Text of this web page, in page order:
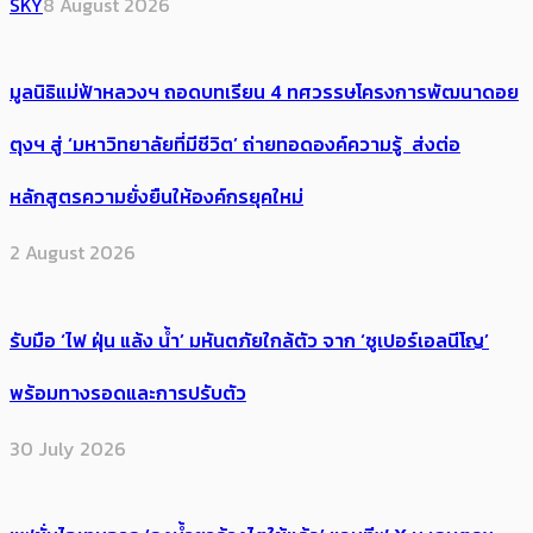
มูลนิธิแม่ฟ้าหลวงฯ ถอดบทเรียน 4 ทศวรรษโครงการพัฒนาดอย
ตุงฯ สู่ ‘มหาวิทยาลัยที่มีชีวิต’ ถ่ายทอดองค์ความรู้ ส่งต่อ
หลักสูตรความยั่งยืนให้องค์กรยุคใหม่
2 August 2026
รับมือ ‘ไฟ ฝุ่น แล้ง น้ำ’ มหันตภัยใกล้ตัว จาก ‘ซูเปอร์เอลนีโญ’
พร้อมทางรอดและการปรับตัว
30 July 2026